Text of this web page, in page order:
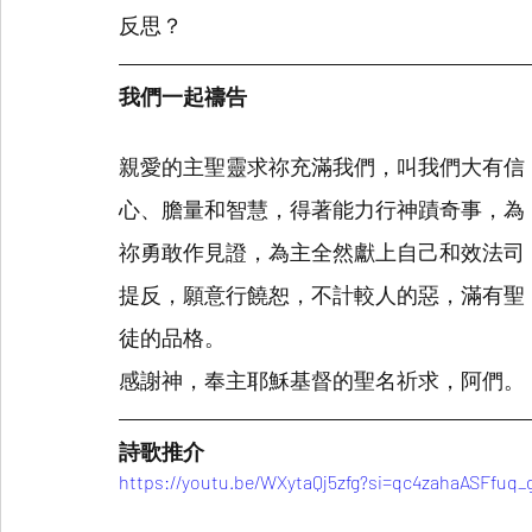
反思？
我們一起禱告
親愛的主聖靈求祢充滿我們，叫我們大有信
心、膽量和智慧，得著能力行神蹟奇事，為
祢勇敢作見證，為主全然獻上自己和效法司
提反，願意行饒恕，不計較人的惡，滿有聖
徒的品格。
感謝神，奉主耶穌基督的聖名祈求，阿們。
詩歌推介
https://youtu.be/